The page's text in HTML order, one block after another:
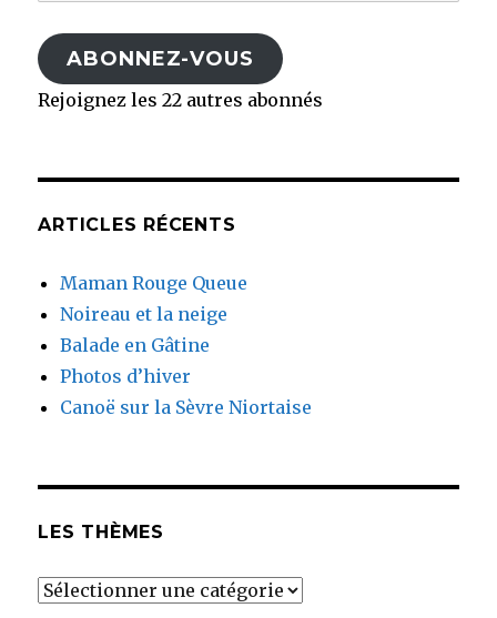
mail
ABONNEZ-VOUS
Rejoignez les 22 autres abonnés
ARTICLES RÉCENTS
Maman Rouge Queue
Noireau et la neige
Balade en Gâtine
Photos d’hiver
Canoë sur la Sèvre Niortaise
LES THÈMES
Les